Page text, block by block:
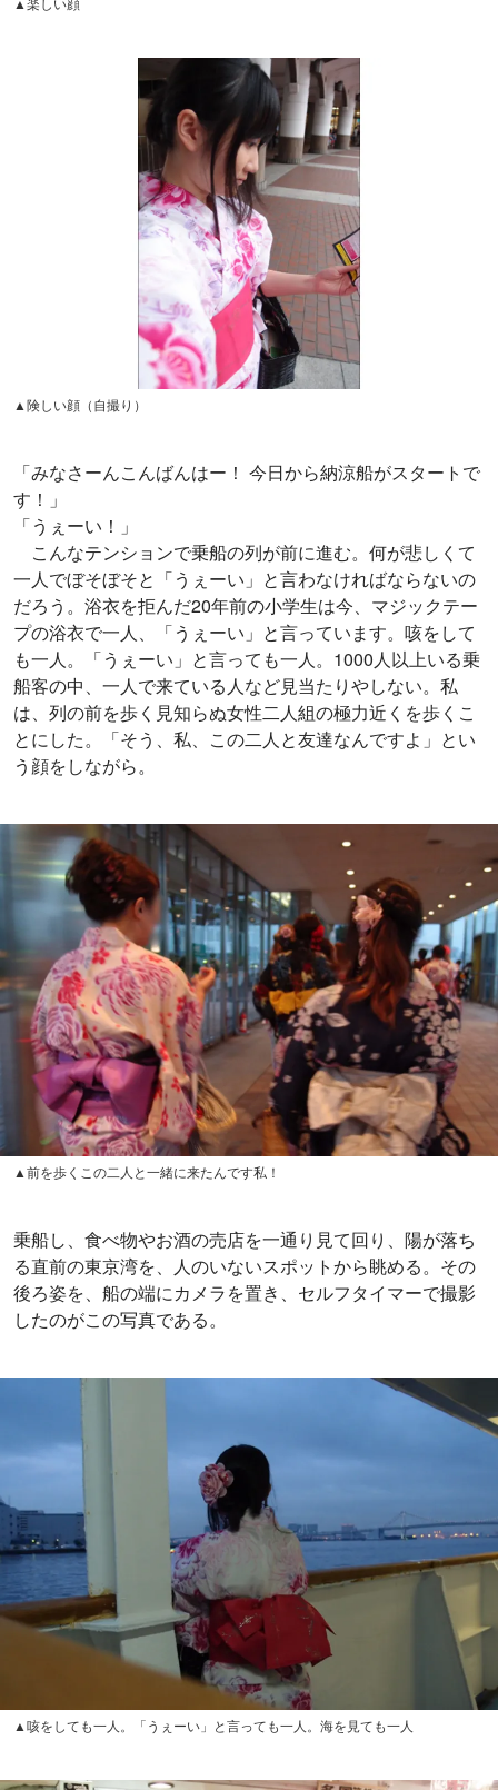
▲険しい顔（自撮り）
「みなさーんこんばんはー！ 今日から納涼船がスタートで
す！」
「うぇーい！」
こんなテンションで乗船の列が前に進む。何が悲しくて
一人でぼそぼそと「うぇーい」と言わなければならないの
だろう。浴衣を拒んだ20年前の小学生は今、マジックテー
プの浴衣で一人、「うぇーい」と言っています。咳をして
も一人。「うぇーい」と言っても一人。1000人以上いる乗
船客の中、一人で来ている人など見当たりやしない。私
は、列の前を歩く見知らぬ女性二人組の極力近くを歩くこ
とにした。「そう、私、この二人と友達なんですよ」とい
う顔をしながら。
▲前を歩くこの二人と一緒に来たんです私！
乗船し、食べ物やお酒の売店を一通り見て回り、陽が落ち
る直前の東京湾を、人のいないスポットから眺める。その
後ろ姿を、船の端にカメラを置き、セルフタイマーで撮影
したのがこの写真である。
▲咳をしても一人。「うぇーい」と言っても一人。海を見ても一人